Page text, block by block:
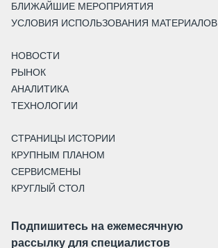
БЛИЖАЙШИЕ МЕРОПРИЯТИЯ
УСЛОВИЯ ИСПОЛЬЗОВАНИЯ МАТЕРИАЛОВ
НОВОСТИ
РЫНОК
АНАЛИТИКА
ТЕХНОЛОГИИ
СТРАНИЦЫ ИСТОРИИ
КРУПНЫМ ПЛАНОМ
СЕРВИСМЕНЫ
КРУГЛЫЙ СТОЛ
Подпишитесь на ежемесячную
рассылку для специалистов